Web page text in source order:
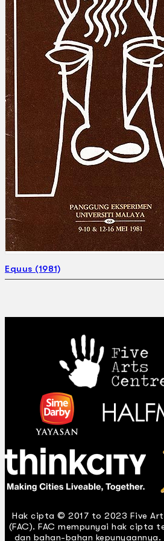
Gelintar
Equus (1981)
Hak cipta © 2017 to 2023 Five
(FAC). FAC mempunyai hak cipta
dan bahan-bahan